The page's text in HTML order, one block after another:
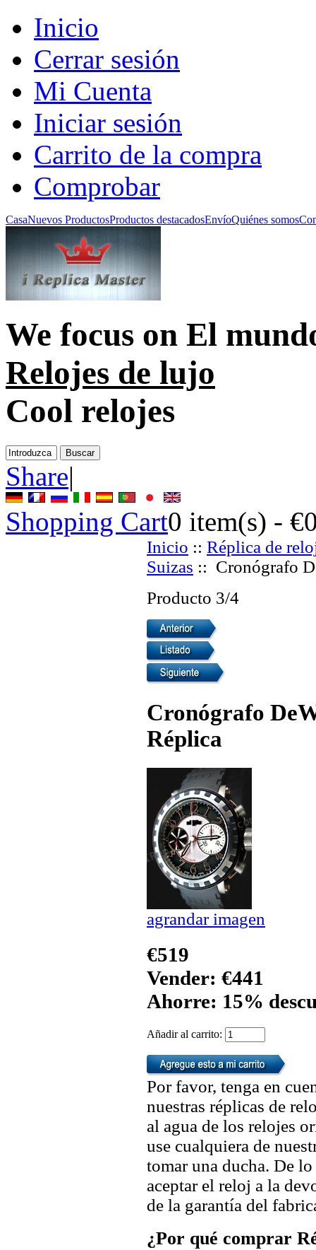
Inicio
Cerrar sesión
Mi Cuenta
Iniciar sesión
Carrito de la compra
Comprobar
CasaNuevos ProductosProductos destacadosEnvíoQuiénes somos
We focus on El
Relojes de lujo
Cool relojes
Share|
Shopping Cart0 item(s) -
Inicio :: Réplica de
Suizas :: Cronógrafo
Producto 3/4
Cronógrafo
Réplica
agrandar imagen
€519
Vender: €441
Ahorre: 15%
Añadir al carrito:
Por favor, tenga en
nuestras réplicas de
al agua de los relojes
use cualquiera de
tomar una ducha. De
aceptar el reloj a la
de la garantía del
¿Por qué comprar